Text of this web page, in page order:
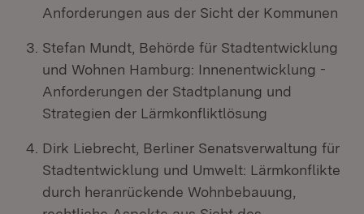
Anforderungen aus der Sicht der Kommunen
Stefan Mundt, Behörde für Stadtentwicklung
und Wohnen Hamburg: Innenentwicklung -
Anforderungen der Stadtplanung und
Strategien der Lärmkonfliktlösung
Dirk Liebrecht, Berliner Senatsverwaltung für
Stadtentwicklung und Umwelt: Lärmkonflikte
durch heranrückende Wohnbebauung,